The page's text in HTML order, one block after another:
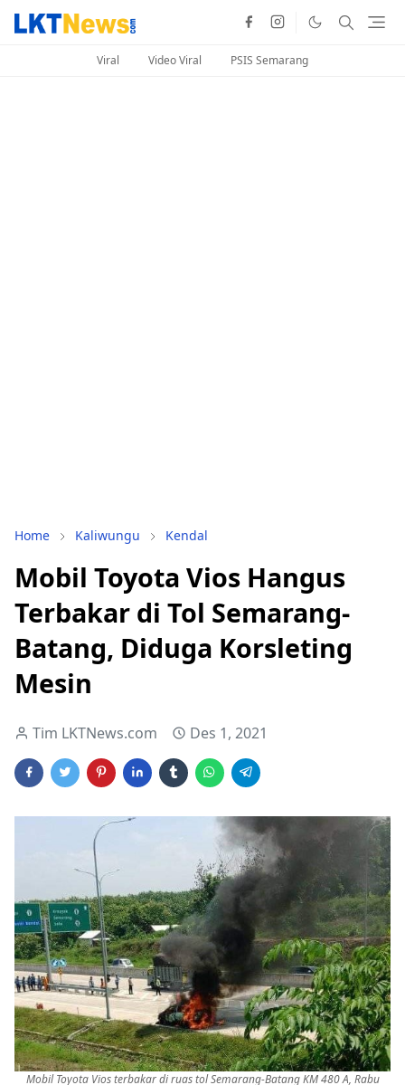
Viral Video Viral PSIS Semarang
Home Kaliwungu Kendal
Mobil Toyota Vios Hangus
Terbakar di Tol Semarang-
Batang, Diduga Korsleting
Mesin
Tim LKTNews.com Des 1, 2021
Mobil Toyota Vios terbakar di ruas tol Semarang-Batang KM 480 A, Rabu